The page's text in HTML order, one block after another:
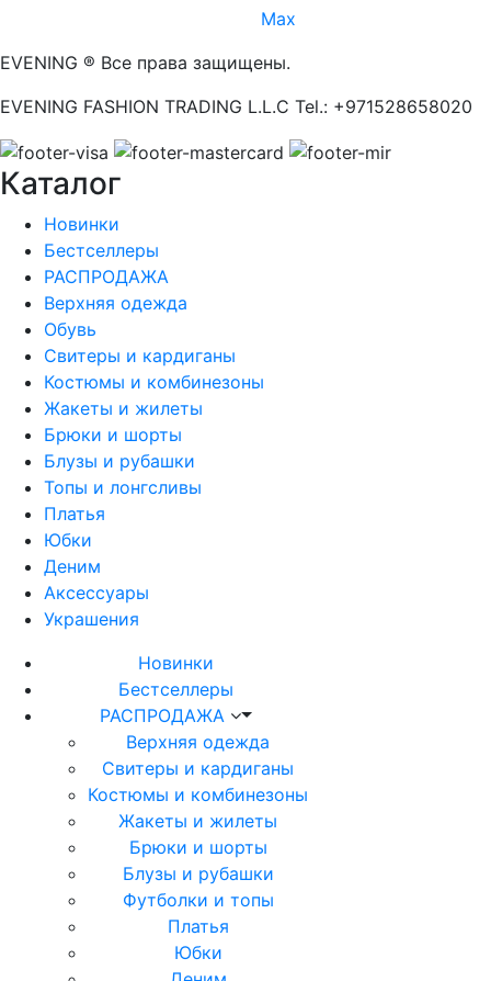
Max
EVENING ® Все права защищены.
EVENING FASHION TRADING L.L.C Tel.: +971528658020
Каталог
Новинки
Бестселлеры
РАСПРОДАЖА
Верхняя одежда
Обувь
Свитеры и кардиганы
Костюмы и комбинезоны
Жакеты и жилеты
Брюки и шорты
Блузы и рубашки
Топы и лонгсливы
Платья
Юбки
Деним
Аксессуары
Украшения
Новинки
Бестселлеры
РАСПРОДАЖА
Верхняя одежда
Свитеры и кардиганы
Костюмы и комбинезоны
Жакеты и жилеты
Брюки и шорты
Блузы и рубашки
Футболки и топы
Платья
Юбки